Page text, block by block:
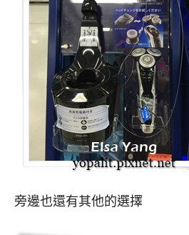
旁邊也還有其他的選擇